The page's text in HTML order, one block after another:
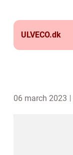
ULVECO.dk
06 march 2023